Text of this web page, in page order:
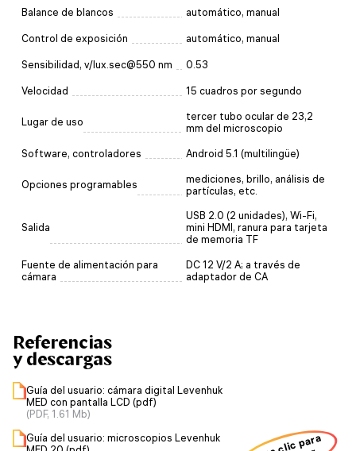
Balance de blancos automático, manual
Control de exposición automático, manual
Sensibilidad, v/lux.sec@550 nm 0.53
Velocidad 15 cuadros por segundo
Lugar de uso
tercer tubo ocular de 23,2
mm del microscopio
Software, controladores Android 5.1 (multilingüe)
Opciones programables
mediciones, brillo, análisis de
partículas, etc.
Salida
USB 2.0 (2 unidades), Wi-Fi,
mini HDMI, ranura para tarjeta
de memoria TF
Fuente de alimentación para
cámara
DC 12 V/2 A; a través de
adaptador de CA
Referencias
y descargas
Guía del usuario: cámara digital Levenhuk
MED con pantalla LCD (pdf)
(PDF, 1.61 Mb)
Guía del usuario: microscopios Levenhuk